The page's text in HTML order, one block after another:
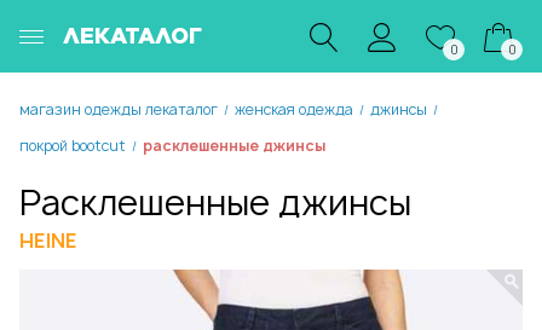
ЛЕКАТАЛОГ
0 0
магазин одежды лекаталог / женская одежда / джинсы /
покрой bootcut / расклешенные джинсы
Расклешенные джинсы
HEINE